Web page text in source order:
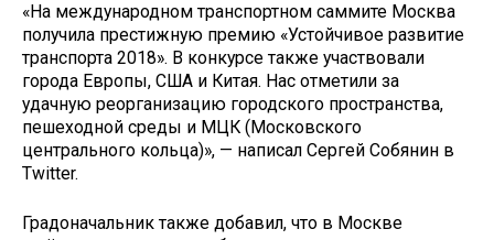
«На международном транспортном саммите Москва
получила престижную премию «Устойчивое развитие
транспорта 2018». В конкурсе также участвовали
города Европы, США и Китая. Нас отметили за
удачную реорганизацию городского пространства,
пешеходной среды и МЦК (Московского
центрального кольца)», — написал Сергей Собянин в
Twitter.
Градоначальник также добавил, что в Москве